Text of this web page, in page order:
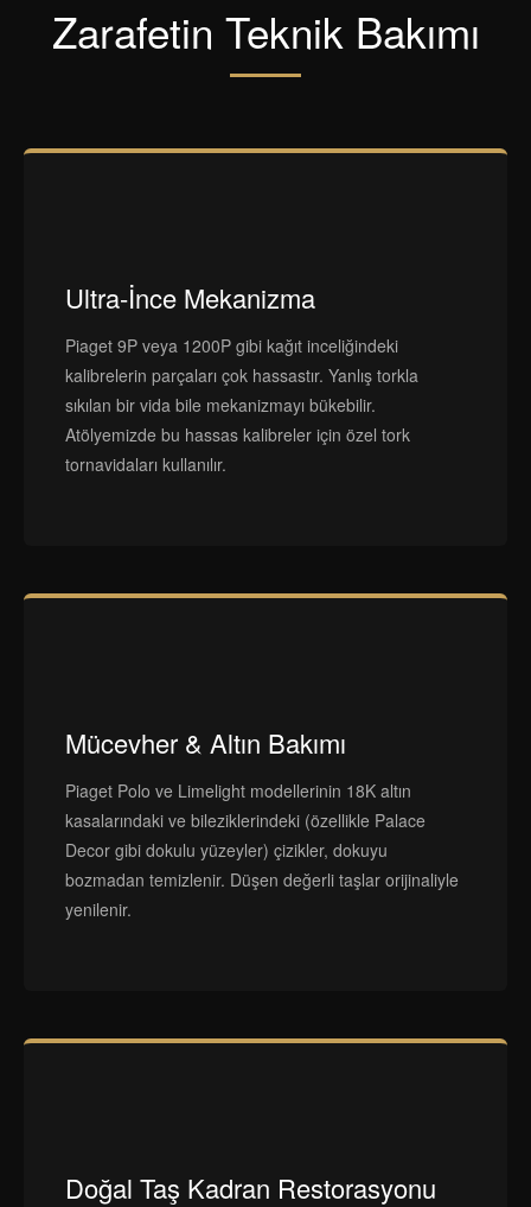
Zarafetin Teknik Bakımı
Ultra-İnce Mekanizma
Piaget 9P veya 1200P gibi kağıt inceliğindeki
kalibrelerin parçaları çok hassastır. Yanlış torkla
sıkılan bir vida bile mekanizmayı bükebilir.
Atölyemizde bu hassas kalibreler için özel tork
tornavidaları kullanılır.
Mücevher & Altın Bakımı
Piaget Polo ve Limelight modellerinin 18K altın
kasalarındaki ve bileziklerindeki (özellikle Palace
Decor gibi dokulu yüzeyler) çizikler, dokuyu
bozmadan temizlenir. Düşen değerli taşlar orijinaliyle
yenilenir.
Doğal Taş Kadran Restorasyonu